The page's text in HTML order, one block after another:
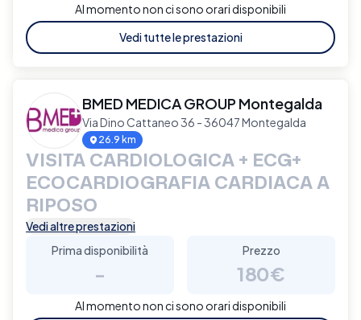
Al momento non ci sono orari disponibili
Vedi tutte le prestazioni
BMED MEDICA GROUP Montegalda
Via Dino Cattaneo 36 - 36047 Montegalda
26.9 km
VISITA CARDIOLOGICA + ECG+
ECOCARDIOGRAFIA CARDIACA A
RIPOSO
Vedi altre prestazioni
Prima disponibilità
-
Prezzo
180€
Al momento non ci sono orari disponibili